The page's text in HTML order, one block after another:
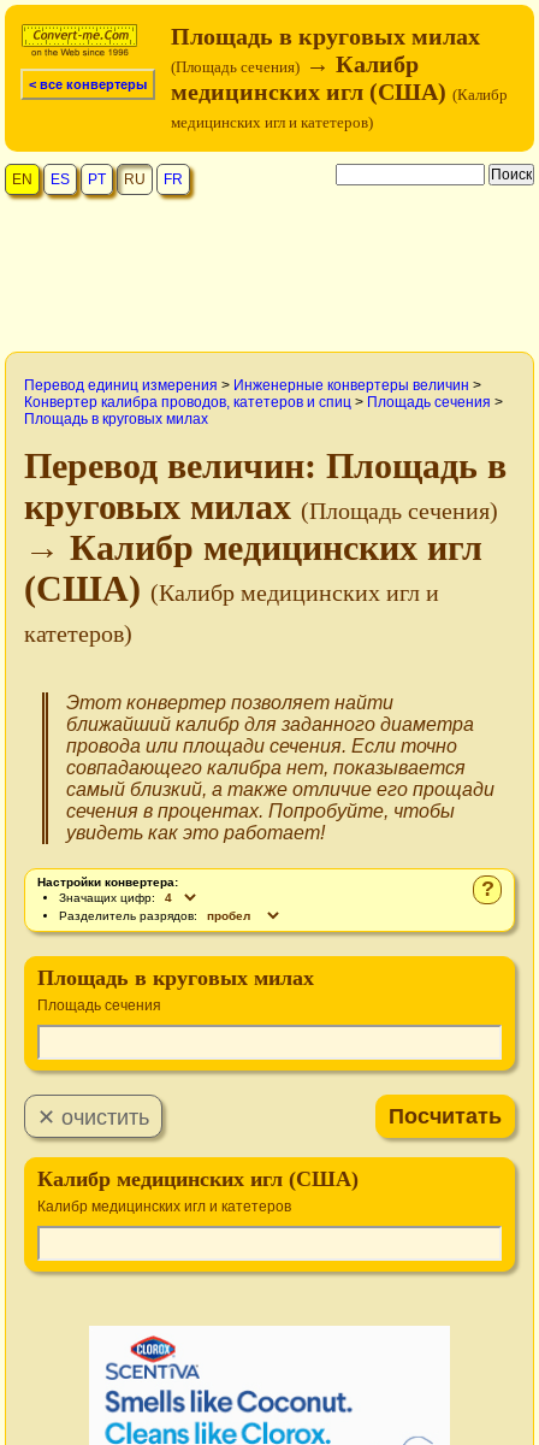
< все конвертеры
Площадь в круговых милах
(Площадь сечения) → Калибр
медицинских игл (США) (Калибр
медицинских игл и катетеров)
EN ES PT RU FR
Перевод единиц измерения > Инженерные конвертеры величин >
Конвертер калибра проводов, катетеров и спиц > Площадь сечения >
Площадь в круговых милах
Перевод величин: Площадь в
круговых милах (Площадь сечения)
→ Калибр медицинских игл
(США) (Калибр медицинских игл и
катетеров)
Этот конвертер позволяет найти
ближайший калибр для заданного диаметра
провода или площади сечения. Если точно
совпадающего калибра нет, показывается
самый близкий, а также отличие его прощади
сечения в процентах. Попробуйте, чтобы
увидеть как это работает!
?
Настройки конвертера:
Значащих цифр:
Разделитель разрядов:
Площадь в круговых милах
Площадь сечения
Калибр медицинских игл (США)
Калибр медицинских игл и катетеров